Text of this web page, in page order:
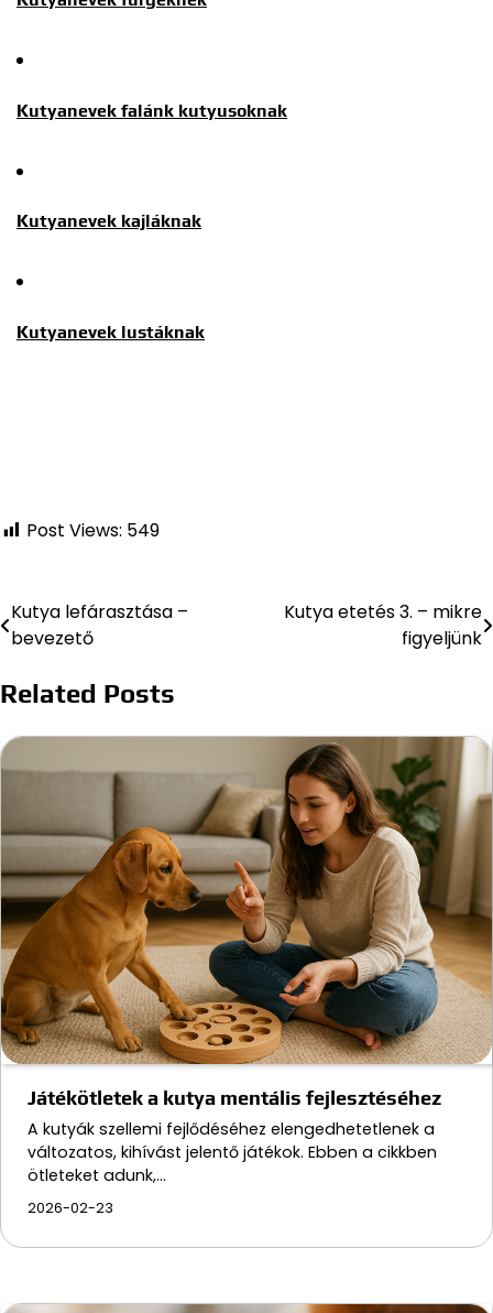
Kutyanevek falánk kutyusoknak
Kutyanevek kajláknak
Kutyanevek lustáknak
Post Views: 549
Bejegyzés
Kutya lefárasztása –
bevezető
Kutya etetés 3. – mikre
figyeljünk
Related Posts
Játékötletek a kutya mentális fejlesztéséhez
A kutyák szellemi fejlődéséhez elengedhetetlenek a
változatos, kihívást jelentő játékok. Ebben a cikkben
ötleteket adunk,…
2026-02-23